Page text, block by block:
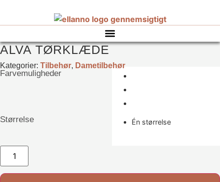
ALVA TØRKLÆDE
Kategorier: Tilbehør, Dametilbehør
Farvemuligheder
Størrelse Én størrelse
Alva
Tørklæde
antal